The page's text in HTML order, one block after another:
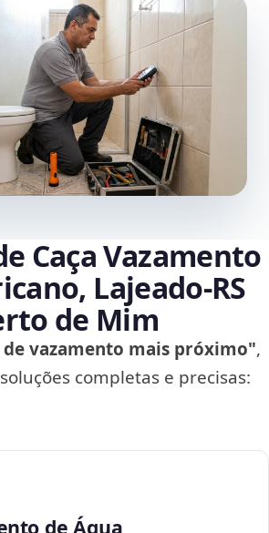
Caça Vazamento
Lajeado‑RS
de Mim
de vazamento mais próximo",
completas e precisas:
de Água